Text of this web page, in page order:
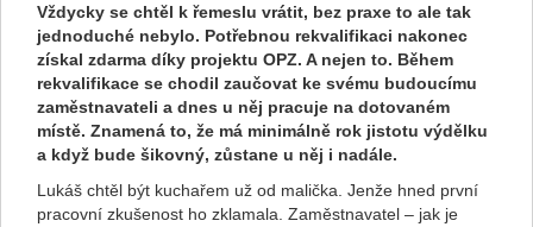
Vždycky se chtěl k řemeslu vrátit, bez praxe to ale tak
jednoduché nebylo. Potřebnou rekvalifikaci nakonec
získal zdarma díky projektu OPZ. A nejen to. Během
rekvalifikace se chodil zaučovat ke svému budoucímu
zaměstnavateli a dnes u něj pracuje na dotovaném
místě. Znamená to, že má minimálně rok jistotu výdělku
a když bude šikovný, zůstane u něj i nadále.
Lukáš chtěl být kuchařem už od malička. Jenže hned první
pracovní zkušenost ho zklamala. Zaměstnavatel – jak je